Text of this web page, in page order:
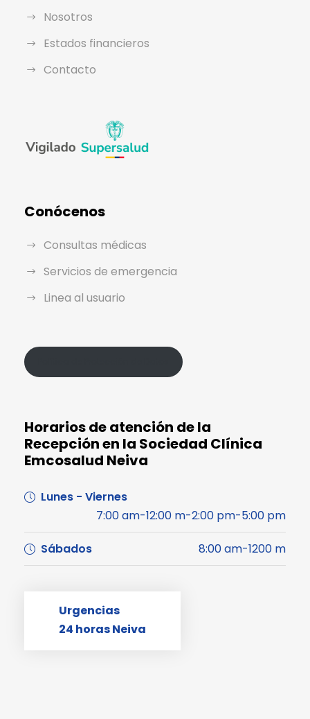
Nosotros
Estados financieros
Contacto
Conócenos
Consultas médicas
Servicios de emergencia
Linea al usuario
Horarios de atención de la
Recepción en la Sociedad Clínica
Emcosalud Neiva
Lunes - Viernes
7:00 am-12:00 m-2:00 pm-5:00 pm
Sábados 8:00 am-1200 m
Urgencias
24 horas Neiva